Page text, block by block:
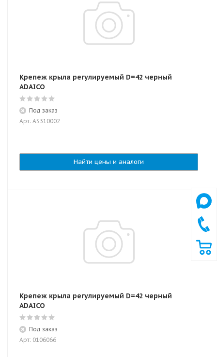
Крепеж крыла регулируемый D=42 черный
ADAICO
Под заказ
Арт: AS310002
Найти цены и аналоги
Крепеж крыла регулируемый D=42 черный
ADAICO
Под заказ
Арт: 0106066